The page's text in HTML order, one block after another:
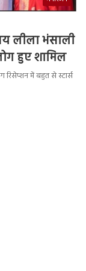
लीला भंसाली
हुए शामिल
में बहुत से स्टार्स